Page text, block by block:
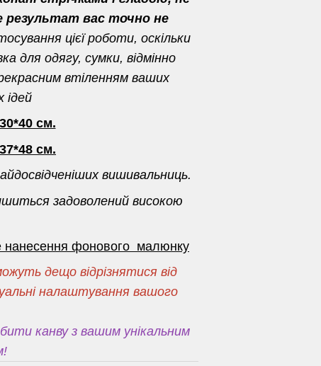
результат вас точно не
цієї роботи, оскільки
для одягу, сумки, відмінно
втіленням ваших
ідей
см.
см.
вишивальниць.
задоволений високою
нанесення фонового малюнку
дещо відрізнятися від
налаштування вашого
канву з вашим унікальним